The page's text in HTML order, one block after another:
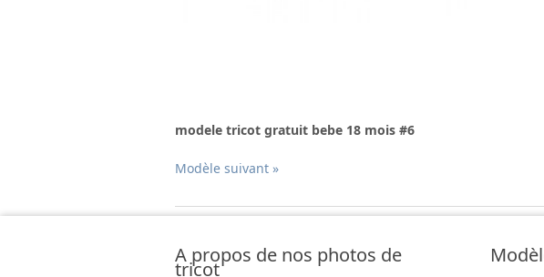
modele tricot gratuit bebe 18 mois #6
Modèle suivant »
A propos de nos photos de
tricot